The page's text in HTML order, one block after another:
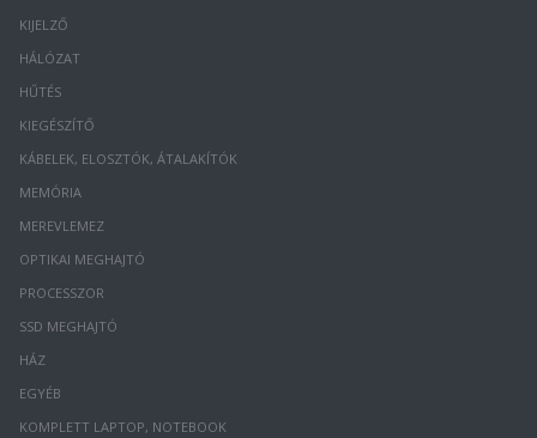
KIJELZŐ
HÁLÓZAT
HŰTÉS
KIEGÉSZÍTŐ
KÁBELEK, ELOSZTÓK, ÁTALAKÍTÓK
MEMÓRIA
MEREVLEMEZ
OPTIKAI MEGHAJTÓ
PROCESSZOR
SSD MEGHAJTÓ
HÁZ
EGYÉB
KOMPLETT LAPTOP, NOTEBOOK